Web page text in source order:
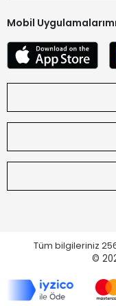
Mobil
Tüm bilgileriniz
©